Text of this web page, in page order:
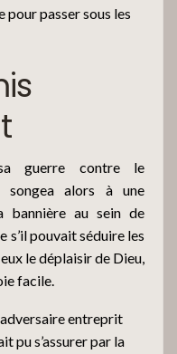
pour passer sous les
guerre contre le
songea alors à une
bannière au sein de
s’il pouvait séduire les
le déplaisir de Dieu,
facile.
entreprit
pu s’assurer par la